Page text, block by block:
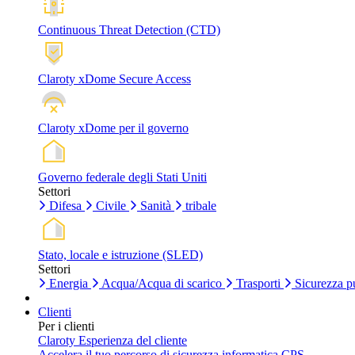
Continuous Threat Detection (CTD)
Claroty xDome Secure Access
Claroty xDome per il governo
Governo federale degli Stati Uniti
Settori
Difesa
Civile Sanità tribale
Stato, locale e istruzione (SLED)
Settori
Energia
Acqua/Acqua di scarico Trasporti Sicurezza
Clienti
Per i clienti
Claroty Esperienza del cliente